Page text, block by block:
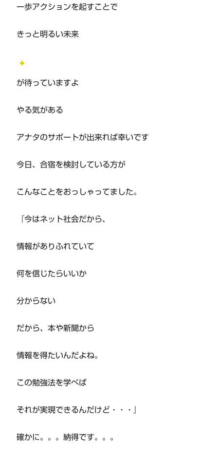
一歩アクションを起すことで
きっと明るい未来
が待っていますよ
やる気がある
アナタのサポートが出来れば幸いです
今日、合宿を検討している方が
こんなことをおっしゃってました。
『今はネット社会だから、
情報がありふれていて
何を信じたらいいか
分からない
だから、本や新聞から
情報を得たいんだよね。
この勉強法を学べば
それが実現できるんだけど・・・』
確かに。。。納得です。。。